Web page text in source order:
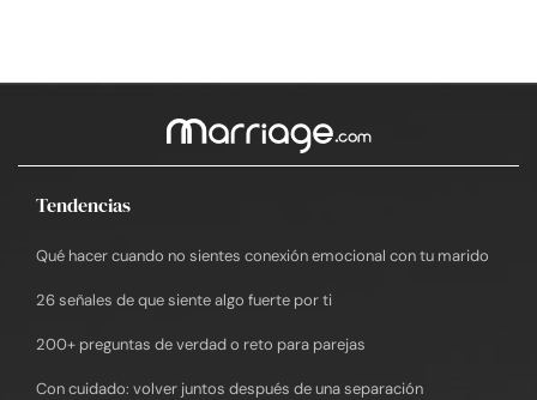
Tendencias
Qué hacer cuando no sientes conexión emocional con tu marido
26 señales de que siente algo fuerte por ti
200+ preguntas de verdad o reto para parejas
Con cuidado: volver juntos después de una separación